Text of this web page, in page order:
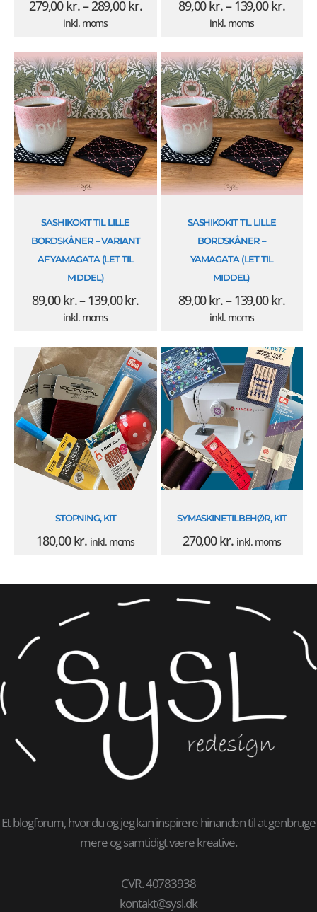
279,00kr.–289,00kr.
inkl. moms
89,00kr.– 139,00kr.
inkl. moms
SASHIKOKIT TIL LILLE
BORDSKÅNER – VARIANT
AF YAMAGATA (LET TIL
MIDDEL)
89,00kr.–139,00kr.
Prisinterval:
89,00 kr.
til
139,00 kr.
inkl. moms
SASHIKOKIT TIL LILLE
BORDSKÅNER –
YAMAGATA (LET TIL
MIDDEL)
89,00kr.– 139,00kr.
89,00
til
inkl. moms
STOPNING, KIT
180,00kr. inkl. moms
SYMASKINETILBEHØR, KIT
270,00kr. inkl. moms
Et blogforum, hvor du og jeg kan inspirere hinanden til at genbruge
mere og samtidigt være kreative.
CVR. 40783938
kontakt@sysl.dk